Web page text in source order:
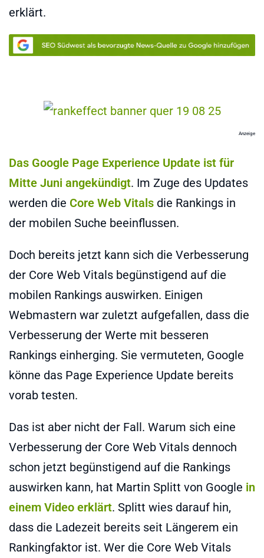
erklärt.
Anzeige
Das Google Page Experience Update ist für
Mitte Juni angekündigt. Im Zuge des Updates
werden die Core Web Vitals die Rankings in
der mobilen Suche beeinflussen.
Doch bereits jetzt kann sich die Verbesserung
der Core Web Vitals begünstigend auf die
mobilen Rankings auswirken. Einigen
Webmastern war zuletzt aufgefallen, dass die
Verbesserung der Werte mit besseren
Rankings einherging. Sie vermuteten, Google
könne das Page Experience Update bereits
vorab testen.
Das ist aber nicht der Fall. Warum sich eine
Verbesserung der Core Web Vitals dennoch
schon jetzt begünstigend auf die Rankings
auswirken kann, hat Martin Splitt von Google in
einem Video erklärt. Splitt wies darauf hin,
dass die Ladezeit bereits seit Längerem ein
Rankingfaktor ist. Wer die Core Web Vitals